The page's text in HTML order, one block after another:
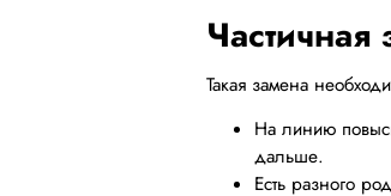
Частичная
Такая замена
На линию
дальше.
Есть разного